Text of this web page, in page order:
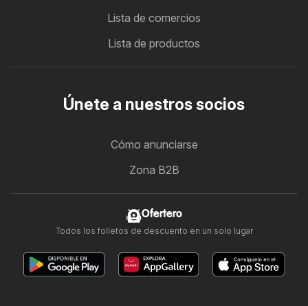
Lista de comercios
Lista de productos
Únete a nuestros socios
Cómo anunciarse
Zona B2B
Ofertero
Todos los folletos de descuento en un solo lugar